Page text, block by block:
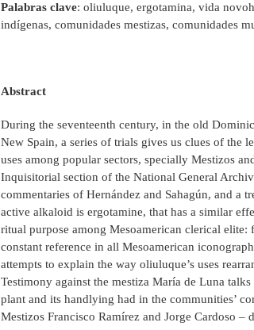
Palabras clave: oliuluque, ergotamina, vida
indígenas, comunidades mestizas, comunidades
Abstract
During the seventeenth century, in the old
New Spain, a series of trials gives us clues of the
uses among popular sectors, specially Mestizos
Inquisitorial section of the National General
commentaries of Hernández and Sahagún, and a
active alkaloid is ergotamine, that has a similar
ritual purpose among Mesoamerican clerical elite:
constant reference in all Mesoamerican
attempts to explain the way oliuluque’s uses
Testimony against the mestiza María de Luna
plant and its handlying had in the communities’
Mestizos Francisco Ramírez and Jorge Cardoso –